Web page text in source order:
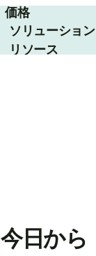
価格
ソリューション
リソース
今日から